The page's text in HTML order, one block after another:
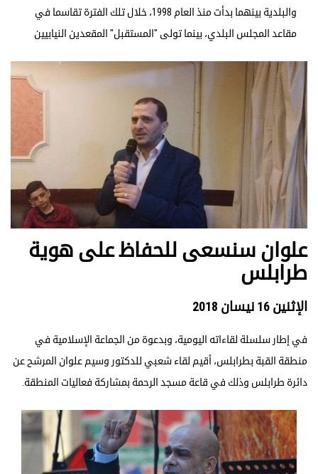
والبلدية بينهما بدأت منذ العام 1998، خلال تلك الفترة تقاسما في
مقاعد المجلس البلدي، بينما تولى "المستقبل" المقعدين النيابيين
علوان سنسعى للحفاظ على هوية
طرابلس
الإثنين 16 نيسان 2018
في إطار سلسلة لقاءاته اليومية، وبدعوة من الجماعة الإسلامية في
منطقة القبة بطرابلس، أقيم لقاء شعبي للدكتور وسيم علوان المرشح عن
دائرة طرابلس وذلك في قاعة مسجد الرحمة بمشاركة فعاليات المنطقة.